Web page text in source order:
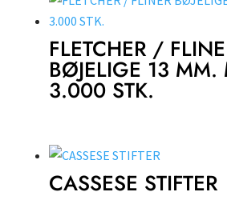
FLETCHER /
BØJELIGE 13 MM.
3.000 STK.
CASSESE STIFTER